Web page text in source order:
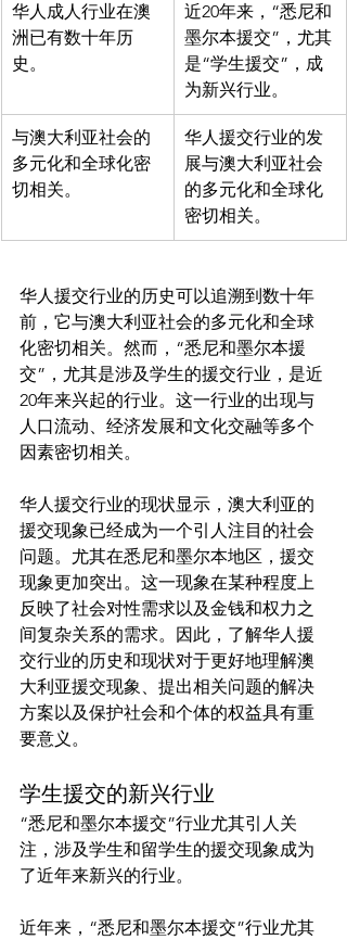
华人成人行业在澳
洲已有数十年历
史。
近20年来，“悉尼和
墨尔本援交”，尤其
是“学生援交”，成
为新兴行业。
与澳大利亚社会的
多元化和全球化密
切相关。
华人援交行业的发
展与澳大利亚社会
的多元化和全球化
密切相关。
华人援交行业的历史可以追溯到数十年
前，它与澳大利亚社会的多元化和全球
化密切相关。然而，“悉尼和墨尔本援
交”，尤其是涉及学生的援交行业，是近
20年来兴起的行业。这一行业的出现与
人口流动、经济发展和文化交融等多个
因素密切相关。
华人援交行业的现状显示，澳大利亚的
援交现象已经成为一个引人注目的社会
问题。尤其在悉尼和墨尔本地区，援交
现象更加突出。这一现象在某种程度上
反映了社会对性需求以及金钱和权力之
间复杂关系的需求。因此，了解华人援
交行业的历史和现状对于更好地理解澳
大利亚援交现象、提出相关问题的解决
方案以及保护社会和个体的权益具有重
学生援交的新兴行业
“悉尼和墨尔本援交”行业尤其引人关
注，涉及学生和留学生的援交现象成为
了近年来新兴的行业。
近年来，“悉尼和墨尔本援交”行业尤其